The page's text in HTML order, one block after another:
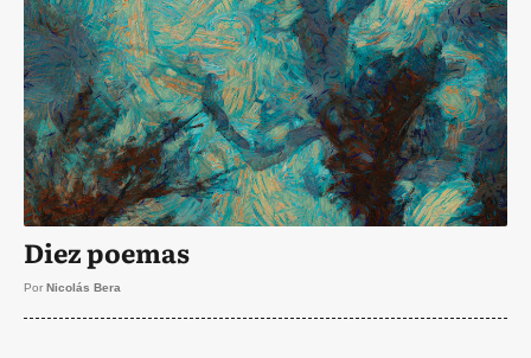
Diez poemas
Por Nicolás Bera